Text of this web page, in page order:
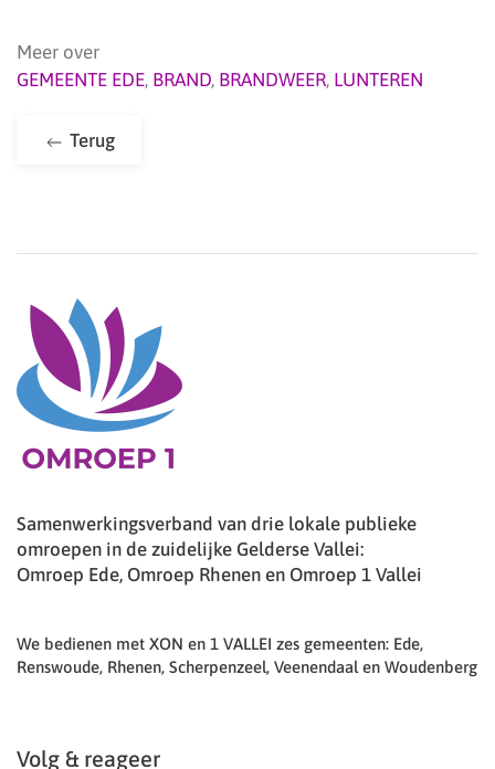
Meer over
GEMEENTE EDE, BRAND, BRANDWEER, LUNTEREN
Terug
Samenwerkingsverband van drie lokale publieke
omroepen in de zuidelijke Gelderse Vallei:
Omroep Ede, Omroep Rhenen en Omroep 1 Vallei
We bedienen met XON en 1 VALLEI zes gemeenten: Ede,
Renswoude, Rhenen, Scherpenzeel, Veenendaal en Woudenberg
Volg & reageer